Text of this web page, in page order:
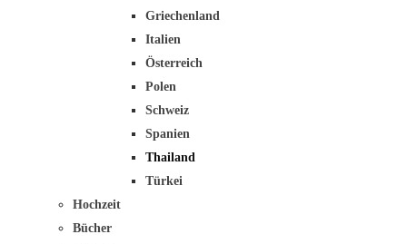
Griechenland
Italien
Österreich
Polen
Schweiz
Spanien
Thailand
Türkei
Hochzeit
Bücher